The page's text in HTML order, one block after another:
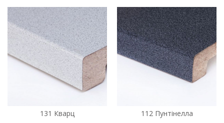
131 Кварц 112 Пунтінелла